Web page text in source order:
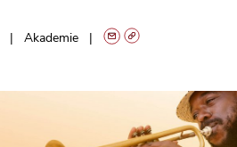
Akademie